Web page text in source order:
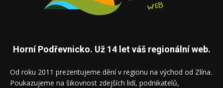
Horní Podřevnicko. Už 14 let váš regionální web.
Od roku 2011 prezentujeme dění v regionu na východ od Zlína.
Poukazujeme na šikovnost zdejších lidí, podnikatelů,